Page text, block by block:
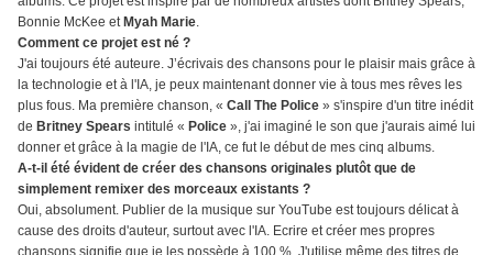
Bonnie McKee et Myah Marie.
Comment ce projet est né ?
J'ai toujours été auteure. J’écrivais des chansons pour le plaisir mais grâce à
la technologie et à l'IA, je peux maintenant donner vie à tous mes rêves les
plus fous. Ma première chanson, « Call The Police » s'inspire d'un titre inédit
de Britney Spears intitulé « Police », j'ai imaginé le son que j'aurais aimé lui
donner et grâce à la magie de l'IA, ce fut le début de mes cinq albums.
A-t-il été évident de créer des chansons originales plutôt que de
simplement remixer des morceaux existants ?
Oui, absolument. Publier de la musique sur YouTube est toujours délicat à
cause des droits d'auteur, surtout avec l'IA. Ecrire et créer mes propres
chansons signifie que je les possède à 100 %. J'utilise même des titres de